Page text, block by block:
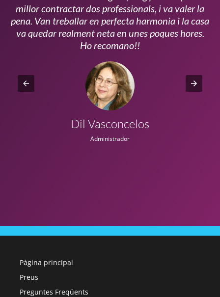
millor contractar dos professionals, i va valer la
pena. Van treballar en perfecta harmonia i la casa
va quedar realment neta en unes poques hores.
Ho recomano!!
Dil Vasconcelos
Administrador
Pàgina principal
Preus
Preguntes Freqüents